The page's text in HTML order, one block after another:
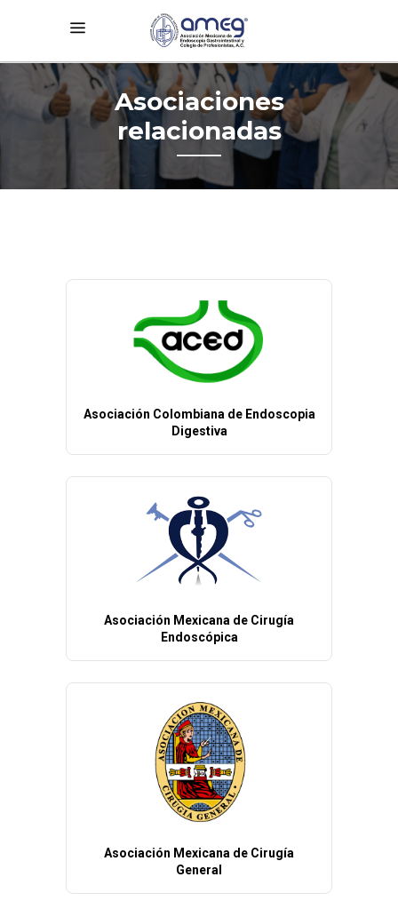
Asociaciones
relacionadas
Asociación Colombiana de Endoscopia
Digestiva
Asociación Mexicana de Cirugía
Endoscópica
Asociación Mexicana de Cirugía
General